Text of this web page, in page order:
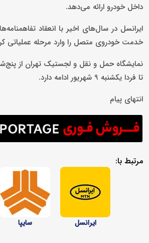
داخل خودرو ارائه می‌دهد.
ایرانسل در سال‌های اخیر با انعقاد
خدمت خودروی متصل را وارد مرحله عملیاتی
تا فردا یکشنبه 9 شهریور ادامه دارد.
انتهای پیام
مرتبط با:
ایرانسل سایپا